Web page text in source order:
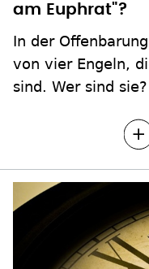
am Euphrat"?
In der
von vier Engeln,
sind. Wer sind